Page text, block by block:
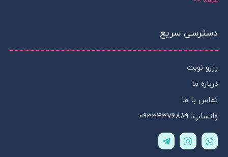
دسترسی سریع
رزرو نوبت
درباره ما
تماس با ما
واتساپ: ۰۹۳۳۴۳۷۶۸۸۹
W
h
I
n
T
e